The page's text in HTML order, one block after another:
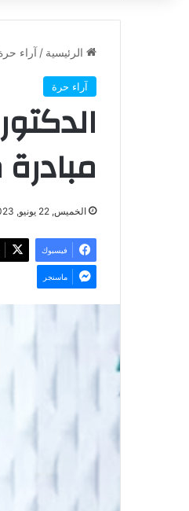
الرئيسية / آراء
آراء حرة
الخميس, 22 يونيو, 2023 10:32 م
فيسبوك
ماسنجر